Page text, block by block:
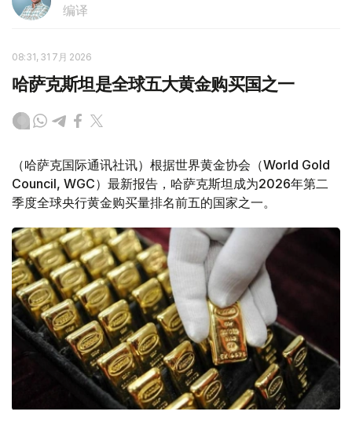
编译
08:31, 31 7月 2026
哈萨克斯坦是全球五大黄金购买国之一
（哈萨克国际通讯社讯）根据世界黄金协会（World Gold
Council, WGC）最新报告，哈萨克斯坦成为2026年第二
季度全球央行黄金购买量排名前五的国家之一。